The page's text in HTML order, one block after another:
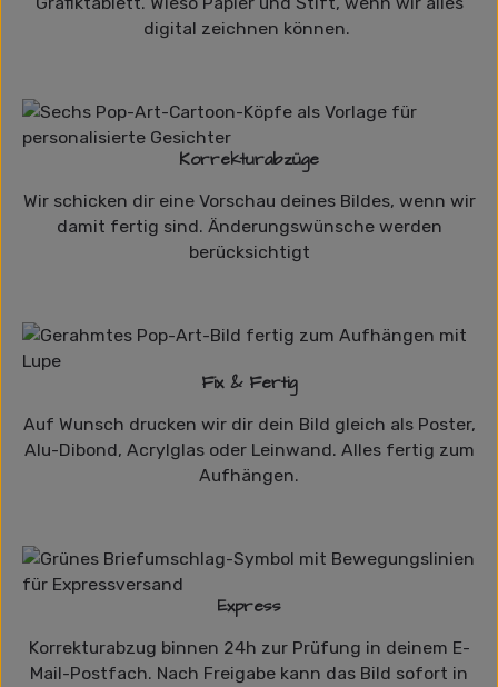
digital zeichnen können.
Korrekturabzüge
Wir schicken dir eine Vorschau deines Bildes, wenn wir
damit fertig sind. Änderungswünsche werden
berücksichtigt
Fix & Fertig
Auf Wunsch drucken wir dir dein Bild gleich als Poster,
Alu-Dibond, Acrylglas oder Leinwand. Alles fertig zum
Aufhängen.
Express
Korrekturabzug binnen 24h zur Prüfung in deinem E-
Mail-Postfach. Nach Freigabe kann das Bild sofort in